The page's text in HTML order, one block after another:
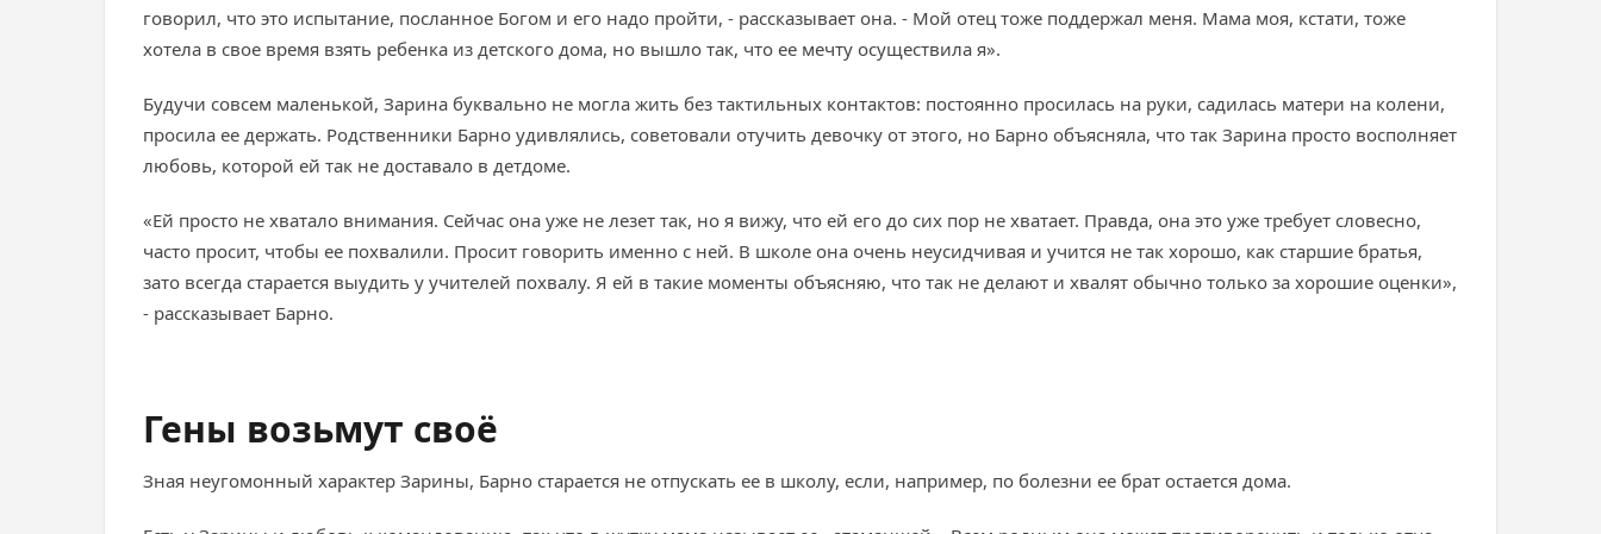
говорил, что это испытание, посланное Богом и его надо пройти, - рассказывает она. - Мой отец тоже поддержал меня. Мама моя, кстати, тоже
хотела в свое время взять ребенка из детского дома, но вышло так, что ее мечту осуществила я».
Будучи совсем маленькой, Зарина буквально не могла жить без тактильных контактов: постоянно просилась на руки, садилась матери на колени,
просила ее держать. Родственники Барно удивлялись, советовали отучить девочку от этого, но Барно объясняла, что так Зарина просто восполняет
любовь, которой ей так не доставало в детдоме.
«Ей просто не хватало внимания. Сейчас она уже не лезет так, но я вижу, что ей его до сих пор не хватает. Правда, она это уже требует словесно,
часто просит, чтобы ее похвалили. Просит говорить именно с ней. В школе она очень неусидчивая и учится не так хорошо, как старшие братья,
зато всегда старается выудить у учителей похвалу. Я ей в такие моменты объясняю, что так не делают и хвалят обычно только за хорошие оценки»,
- рассказывает Барно.
Гены возьмут своё
Зная неугомонный характер Зарины, Барно старается не отпускать ее в школу, если, например, по болезни ее брат остается дома.